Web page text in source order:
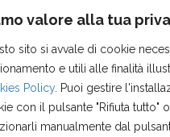
valore alla tua
sito si avvale di cookie
e utili alle finalità
Policy. Puoi gestire
con il pulsante "Rifiuta tutto"
manualmente dal
sito|Credits|
Archivio News|